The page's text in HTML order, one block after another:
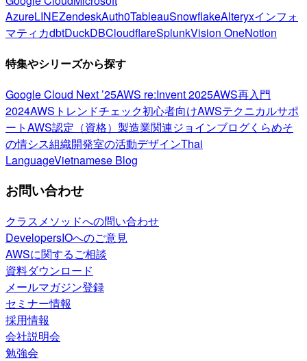
AzureLINEZendeskAuth0TableauSnowflakeAlteryxインフォ
マティカdbtDuckDBCloudflareSplunkVision OneNotion
特集やシリーズから探す
Google Cloud Next ’25AWS re:Invent 2025AWS再入門
2024AWSトレンドチェック初心者向けAWSテクニカルサポ
ートAWS認定（資格） 製造業関連ジョインブログくらめそ
の情シス組織開発室の活動デザインThai
LanguageVietnamese Blog
お問い合わせ
クラスメソッドへの問い合わせ
DevelopersIOへのご意見
AWSに関するご相談
資料ダウンロード
メールマガジン登録
セミナー情報
採用情報
会社説明会
勉強会